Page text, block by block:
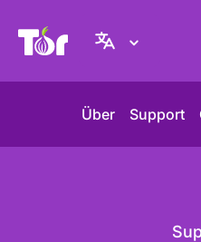
Tor-Projekt
Über Support